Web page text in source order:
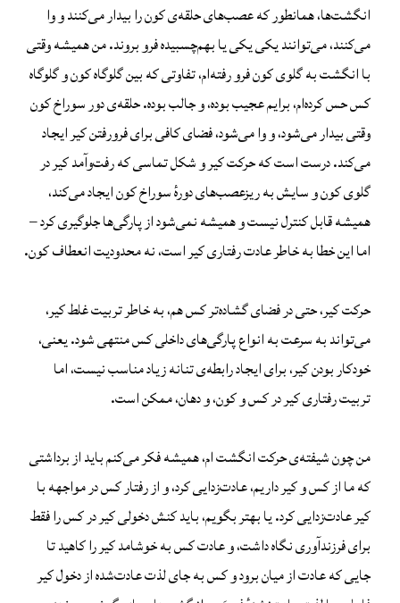
انگشت‌ها، همانطور که عصب‌های حلقه‌ی کون را بیدار می‌کنند و وا
می‌کنند، می‌توانند یکی یکی یا بهم‌چسبیده فرو بروند. من همیشه وقتی
با انگشت به گلوی کون فرو رفته‌‌ام، تفاوتی که بین گلوگاه کون و گلوگاه
کس حس کرده‌ام، برایم عجیب بوده، و جالب بوده. حلقه‌ی دور سوراخ کون
وقتی بیدار می‌شود، و وا می‌شود، فضای کافی برای فرورفتن کیر ایجاد
می‌کند. درست است که حرکت کیر و شکل تماسی که رفت‌وآمد کیر در
گلوی کون و سایش به ریزعصب‌های دورهٔ سوراخ کون ایجاد می‌کند،
همیشه قابل کنترل نیست و همیشه نمی‌شود از پارگی‌‌ها جلوگیری کرد –
اما این خطا به خاطر عادت رفتاری کیر است، نه محدودیت انعطاف کون.
حرکت کیر، حتی در فضای گشاده‌تر کس هم، به خاطر تربیت غلط کیر،
می‌تواند به سرعت به انواع پارگی‌های داخلی کس منتهی شود. یعنی،
خودکار بودن کیر، برای ایجاد رابطه‌ی تنانه زیاد مناسب نیست، اما
تربیت رفتاری کیر در کس و کون، و دهان، ممکن است.
من چون شیفته‌ی حرکت انگشت ‌ام، همیشه فکر می‌کنم باید از برداشتی
که ما از کس و کیر داریم، عادت‌زدایی کرد، و از رفتار کس در مواجهه با
کیر عادت‌زدایی کرد. یا بهتر بگویم، باید کنش دخولی کیر در کس را فقط
برای فرزندآوری نگاه داشت، و عادت کس به خوشامد کیر را کاهید تا
جایی که عادت از میان برود و کس به جای لذت عادت‌شده از دخول کیر